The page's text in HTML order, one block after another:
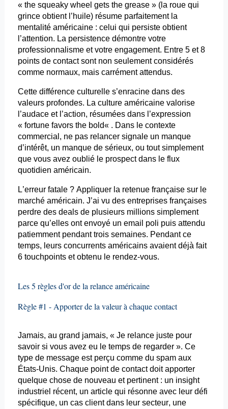
« the squeaky wheel getsthe grease» (la roue qui
grince obtient l’huile) résume parfaitement la
mentalité américaine : celui qui persiste obtient
l’attention. La persistencedémontre votre
professionnalisme et votre engagement. Entre 5 et 8
points de contact sont non seulement considérés
comme normaux, mais carrément attendus.
Cette différence culturelle s’enracine dans des
valeurs profondes. La culture américaine valorise
l’audace et l’action, résumées dans l’expression
« fortune favorsthe bold« . Dans le contexte
commercial, ne pas relancer signale un manque
d’intérêt, un manque de sérieux, ou tout simplement
que vous avez oublié le prospect dans le flux
quotidien américain.
L’erreur fatale ? Appliquer la retenue française sur le
marché américain. J’ai vu des entreprises françaises
perdre des deals de plusieurs millions simplement
parce qu’elles ont envoyé un email poli puis attendu
patiemment pendant trois semaines. Pendant ce
temps, leurs concurrents américains avaient déjà fait
6 touchpointset obtenu le rendez-vous.
Les 5 règles d'or de la relance américaine
Règle #1 - Apporter de la valeur à chaque contact
Jamais, au grand jamais, « Je relance juste pour
savoir si vous avez eu le temps de regarder ». Ce
type de message est perçu comme du spam aux
États-Unis. Chaque point de contact doit apporter
quelque chose de nouveau et pertinent : un insight
industriel récent, un article qui résonne avec leur défi
spécifique, un cas client dans leur secteur, une